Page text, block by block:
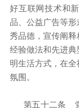
好互联网技术和
品、公益广告等
秀品德，宣传阐
经验做法和先进
明生活方式，在
氛围。
第五十二条